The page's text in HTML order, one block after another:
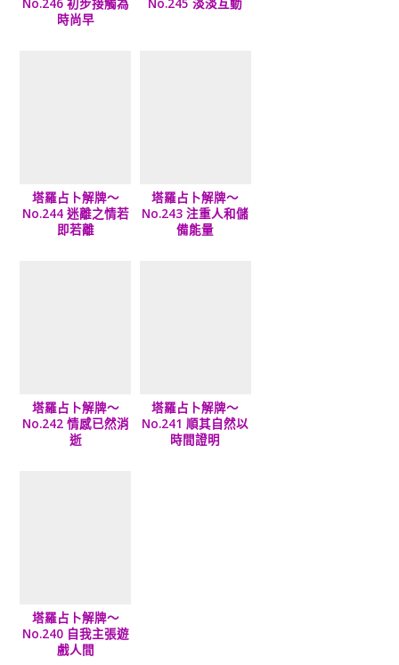
No.246 初步接觸為
時尚早
No.245 淡淡互動
塔羅占卜解牌～
No.244 迷離之情若
即若離
塔羅占卜解牌～
No.243 注重人和儲
備能量
塔羅占卜解牌～
No.242 情感已然消
逝
塔羅占卜解牌～
No.241 順其自然以
時間證明
塔羅占卜解牌～
No.240 自我主張遊
戲人間